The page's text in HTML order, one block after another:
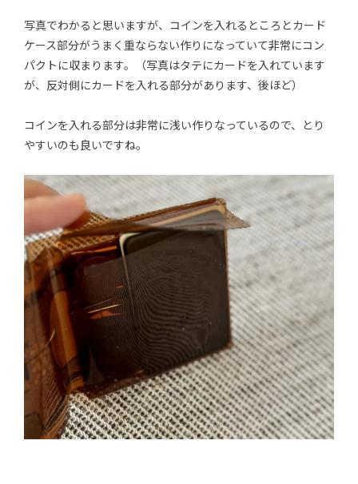
写真でわかると思いますが、コインを入れるところとカード
ケース部分がうまく重ならない作りになっていて非常にコン
パクトに収まります。（写真はタテにカードを入れています
が、反対側にカードを入れる部分があります、後ほど）
コインを入れる部分は非常に浅い作りなっているので、とり
やすいのも良いですね。